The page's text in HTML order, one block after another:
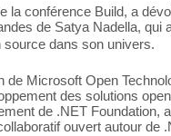
la conférence Build, a
de Satya Nadella, qui
source dans son univers.
de Microsoft Open
des solutions
de .NET Foundation,
ouvert autour de